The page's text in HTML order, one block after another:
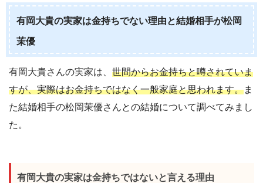
有岡大貴の実家は金持ちでない理由と結婚相手が松岡
茉優
有岡大貴さんの実家は、 世間からお金持ちと噂されていま
すが、実際はお金持ちではなく一般家庭と思われます。ま
た結婚相手の松岡茉優さんとの結婚について調べてみまし
た。
有岡大貴の実家は金持ちではないと言える理由